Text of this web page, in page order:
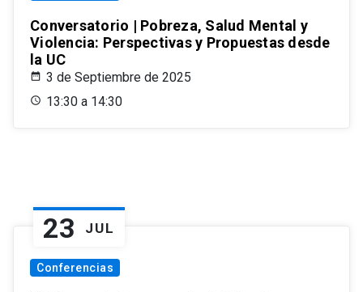
Conversatorio | Pobreza, Salud Mental y
Violencia: Perspectivas y Propuestas desde
la UC
3 de Septiembre de 2025
13:30 a 14:30
23 JUL
Conferencias